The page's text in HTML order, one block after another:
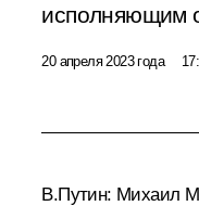
исполняющим
20 апреля 2023 года
В.Путин: Михаил